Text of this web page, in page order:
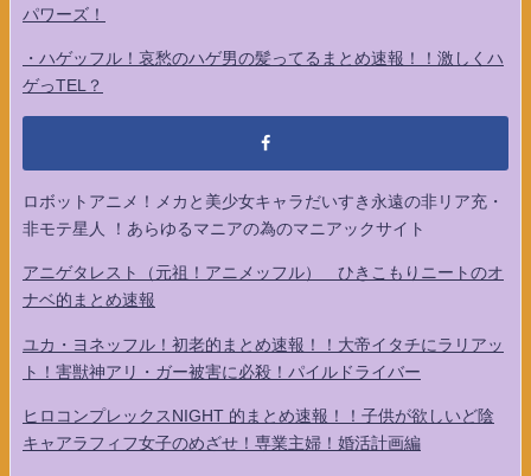
パワーズ！
・ハゲッフル！哀愁のハゲ男の髪ってるまとめ速報！！激しくハ
ゲっTEL？
ロボットアニメ！メカと美少女キャラだいすき永遠の非リア充・
非モテ星人 ！あらゆるマニアの為のマニアックサイト
アニゲタレスト（元祖！アニメッフル） ひきこもりニートのオ
ナベ的まとめ速報
ユカ・ヨネッフル！初老的まとめ速報！！大帝イタチにラリアッ
ト！害獣神アリ・ガー被害に必殺！パイルドライバー
ヒロコンプレックスNIGHT 的まとめ速報！！子供が欲しいど陰
キャアラフィフ女子のめざせ！専業主婦！婚活計画編